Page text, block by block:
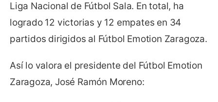
Liga Nacional de Fútbol Sala. En total, ha
logrado 12 victorias y 12 empates en 34
partidos dirigidos al Fútbol Emotion Zaragoza.
Así lo valora el presidente del Fútbol Emotion
Zaragoza, José Ramón Moreno: